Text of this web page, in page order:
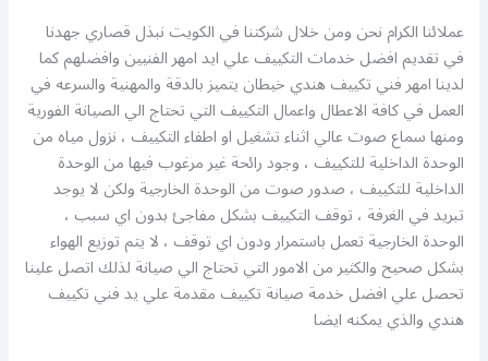
عملائنا الكرام نحن ومن خلال شركتنا في الكويت نبذل قصاري جهدنا
في تقديم افضل خدمات التكييف علي ايد امهر الفنيين وافضلهم كما
لدينا امهر فني تكييف هندي خيطان يتميز بالدقة والمهنية والسرعه في
العمل في كافة الاعطال واعمال التكييف التي تحتاج الي الصيانة الفورية
ومنها سماع صوت عالي اثناء تشغيل او اطفاء التكييف ، نزول مياه من
الوحدة الداخلية للتكييف ، وجود رائحة غير مرغوب فيها من الوحدة
الداخلية للتكييف ، صدور صوت من الوحدة الخارجية ولكن لا يوجد
تبريد في الغرفة ، توقف التكييف بشكل مفاجئ بدون اي سبب ،
الوحدة الخارجية تعمل باستمرار ودون اي توقف ، لا يتم توزيع الهواء
بشكل صحيح والكثير من الامور التي تحتاج الي صيانة لذلك اتصل علينا
تحصل علي افضل خدمة صيانة تكييف مقدمة علي يد فني تكييف
هندي والذي يمكنه ايضا